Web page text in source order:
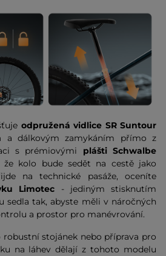
odpružená vidlice SR Suntour
a dálkovým zamykáním přímo z
s prémiovými plášti Schwalbe
že kolo bude sedět na cestě jako
na technické pasáže, oceníte
Limotec - jediným stisknutím
sedla tak, abyste měli v náročných
a prostor pro manévrování.
stojánek nebo příprava pro
na láhev dělají z tohoto modelu